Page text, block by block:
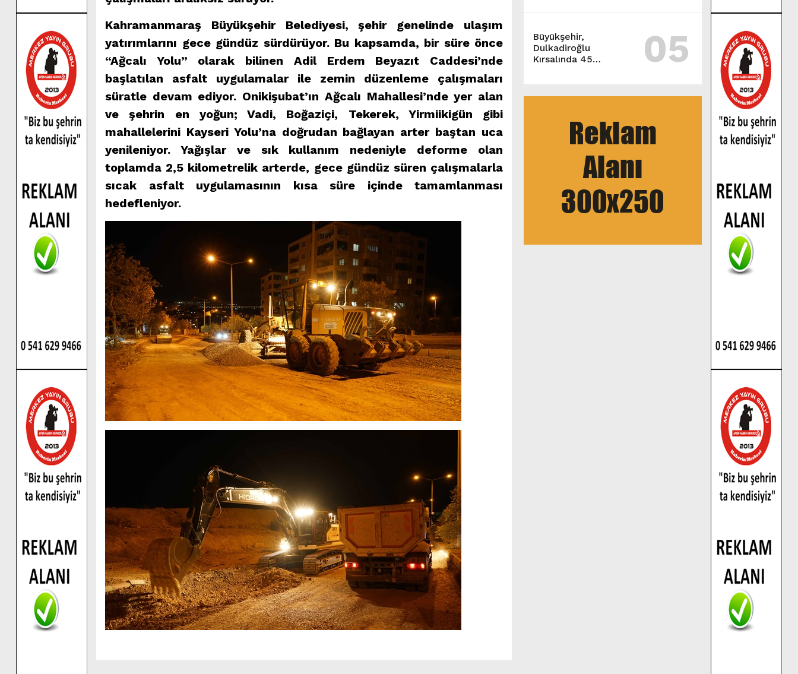
Büyükşehir,
Dulkadiroğlu
Kırsalında 45
05
Kahramanmaraş Büyükşehir Belediyesi, şehir genelinde ulaşım
yatırımlarını gece gündüz sürdürüyor. Bu kapsamda, bir süre önce
“Ağcalı Yolu” olarak bilinen Adil Erdem Beyazıt Caddesi’nde
başlatılan asfalt uygulamalar ile zemin düzenleme çalışmaları
süratle devam ediyor. Onikişubat’ın Ağcalı Mahallesi’nde yer alan
ve şehrin en yoğun; Vadi, Boğaziçi, Tekerek, Yirmiikigün gibi
mahallelerini Kayseri Yolu’na doğrudan bağlayan arter baştan uca
yenileniyor. Yağışlar ve sık kullanım nedeniyle deforme olan
toplamda 2,5 kilometrelik arterde, gece gündüz süren çalışmalarla
sıcak asfalt uygulamasının kısa süre içinde tamamlanması
hedefleniyor.